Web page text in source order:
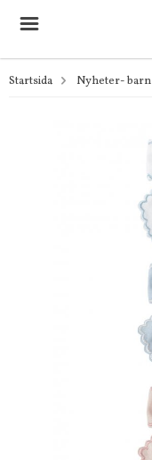
Startsida Nyheter- barn